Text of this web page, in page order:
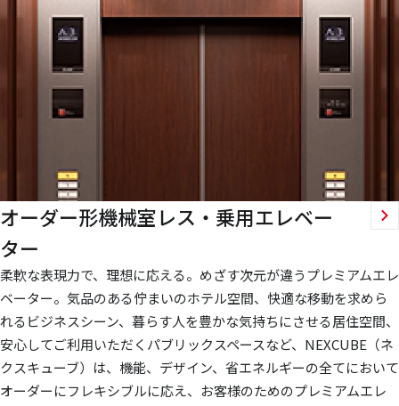
オーダー形機械室レス・乗用エレベー
ター
柔軟な表現力で、理想に応える。めざす次元が違うプレミアムエレ
ベーター。気品のある佇まいのホテル空間、快適な移動を求めら
れるビジネスシーン、暮らす人を豊かな気持ちにさせる居住空間、
安心してご利用いただくパブリックスペースなど、NEXCUBE（ネ
クスキューブ）は、機能、デザイン、省エネルギーの全てにおいて
オーダーにフレキシブルに応え、お客様のためのプレミアムエレ